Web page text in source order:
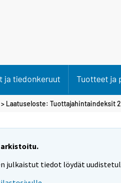
ja tiedonkeruut Tuotteet ja
> Laatuseloste: Tuottajahintaindeksit
arkistoitu.
julkaistut tiedot löydät